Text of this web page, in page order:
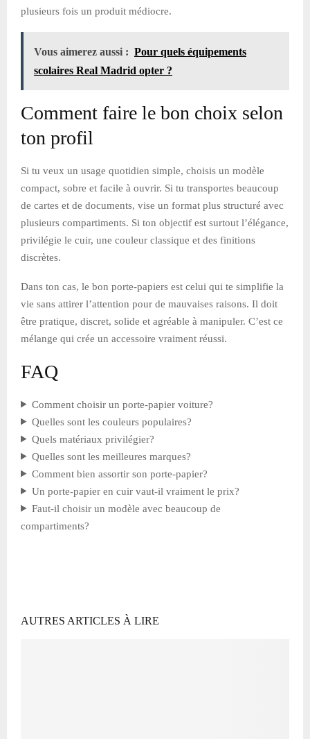
plusieurs fois un produit médiocre.
Vous aimerez aussi : Pour quels équipements
scolaires Real Madrid opter ?
Comment faire le bon choix selon
ton profil
Si tu veux un usage quotidien simple, choisis un modèle
compact, sobre et facile à ouvrir. Si tu transportes beaucoup
de cartes et de documents, vise un format plus structuré avec
plusieurs compartiments. Si ton objectif est surtout l’élégance,
privilégie le cuir, une couleur classique et des finitions
discrètes.
Dans ton cas, le bon porte-papiers est celui qui te simplifie la
vie sans attirer l’attention pour de mauvaises raisons. Il doit
être pratique, discret, solide et agréable à manipuler. C’est ce
mélange qui crée un accessoire vraiment réussi.
FAQ
Comment choisir un porte-papier voiture?
Quelles sont les couleurs populaires?
Quels matériaux privilégier?
Quelles sont les meilleures marques?
Comment bien assortir son porte-papier?
Un porte-papier en cuir vaut-il vraiment le prix?
Faut-il choisir un modèle avec beaucoup de
compartiments?
AUTRES ARTICLES À LIRE